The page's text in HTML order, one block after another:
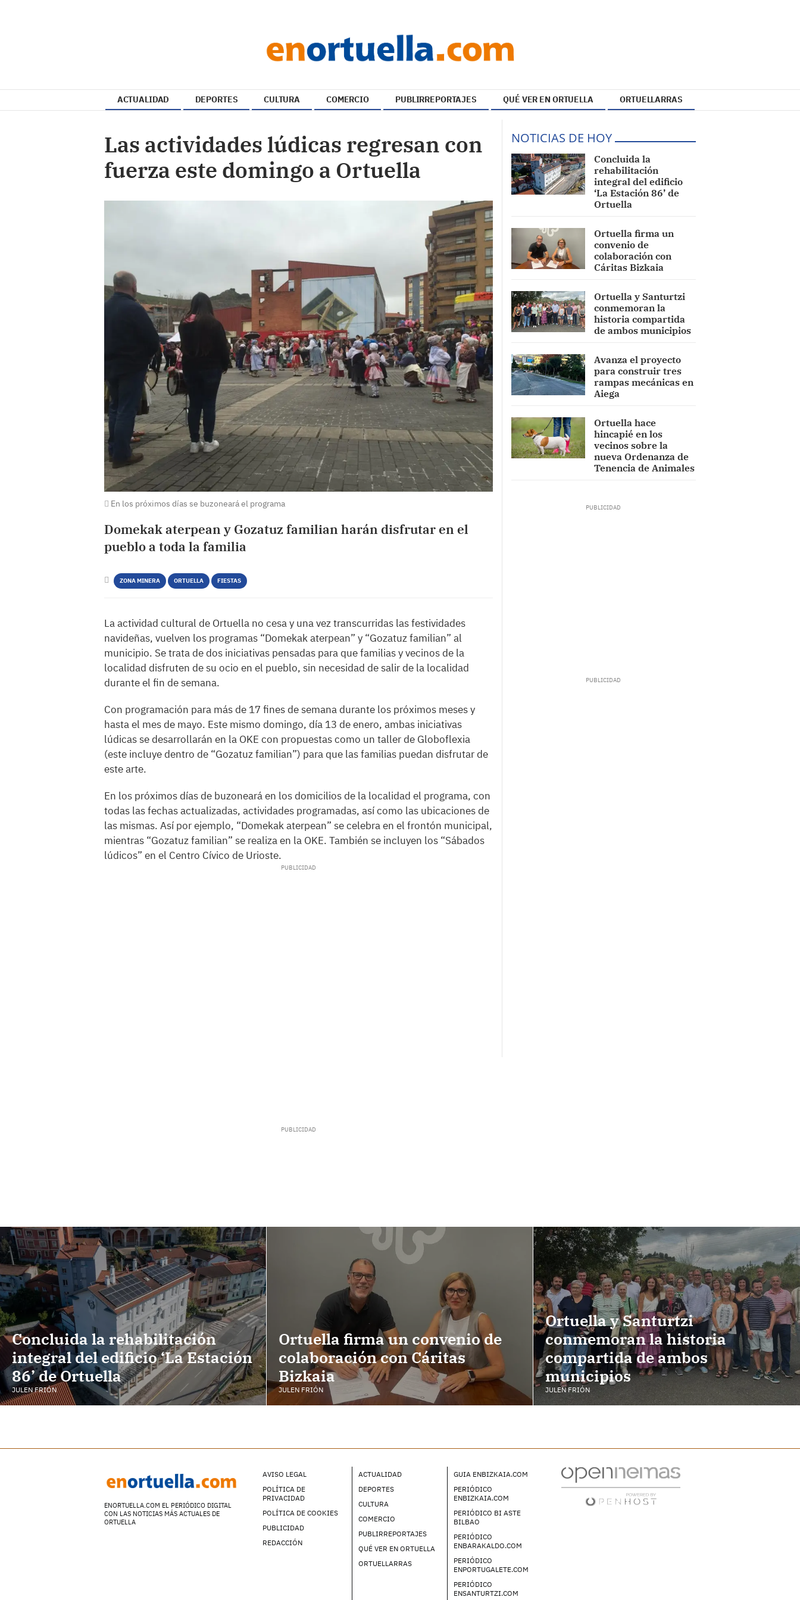
ACTUALIDAD DEPORTES CULTURA COMERCIO PUBLIRREPORTAJES QUÉ VER EN ORTUELLA ORTUELLARRAS
Las actividades lúdicas regresan con
fuerza este domingo a Ortuella
En los próximos días se buzoneará el programa
Domekak aterpean y Gozatuz familian harán disfrutar en el
pueblo a toda la familia
ZONA MINERA ORTUELLA FIESTAS
La actividad cultural de Ortuella no cesa y una vez transcurridas las festividades
navideñas, vuelven los programas “Domekak aterpean” y “Gozatuz familian” al
municipio. Se trata de dos iniciativas pensadas para que familias y vecinos de la
localidad disfruten de su ocio en el pueblo, sin necesidad de salir de la localidad
durante el fin de semana.
Con programación para más de 17 fines de semana durante los próximos meses y
hasta el mes de mayo. Este mismo domingo, día 13 de enero, ambas iniciativas
lúdicas se desarrollarán en la OKE con propuestas como un taller de Globoflexia
(este incluye dentro de “Gozatuz familian”) para que las familias puedan disfrutar de
este arte.
En los próximos días de buzoneará en los domicilios de la localidad el programa, con
todas las fechas actualizadas, actividades programadas, así como las ubicaciones de
las mismas. Así por ejemplo, “Domekak aterpean” se celebra en el frontón municipal,
mientras “Gozatuz familian” se realiza en la OKE. También se incluyen los “Sábados
lúdicos” en el Centro Cívico de Urioste.
NOTICIAS DE HOY
Concluida la
rehabilitación
integral del edificio
‘La Estación 86’ de
Ortuella
Ortuella firma un
convenio de
colaboración con
Cáritas Bizkaia
Ortuella y Santurtzi
conmemoran la
historia compartida
de ambos municipios
Avanza el proyecto
para construir tres
rampas mecánicas en
Aiega
Ortuella hace
hincapié en los
vecinos sobre la
nueva Ordenanza de
Tenencia de Animales
Concluida la rehabilitación
integral del edificio ‘La Estación
86’ de Ortuella
JULEN FRIÓN
Ortuella firma un convenio de
colaboración con Cáritas
Bizkaia
JULEN FRIÓN
Ortuella y Santurtzi
conmemoran la historia
compartida de ambos
municipios
JULEN FRIÓN
ENORTUELLA.COM EL PERIÓDICO DIGITAL
CON LAS NOTICIAS MÁS ACTUALES DE
ORTUELLA
AVISO LEGAL
POLÍTICA DE
PRIVACIDAD
POLÍTICA DE COOKIES
PUBLICIDAD
REDACCIÓN
ACTUALIDAD
DEPORTES
CULTURA
COMERCIO
PUBLIRREPORTAJES
QUÉ VER EN ORTUELLA
ORTUELLARRAS
GUIA ENBIZKAIA.COM
PERIÓDICO
ENBIZKAIA.COM
PERIÓDICO BI ASTE
BILBAO
PERIÓDICO
ENBARAKALDO.COM
PERIÓDICO
ENPORTUGALETE.COM
PERIÓDICO
ENSANTURTZI.COM